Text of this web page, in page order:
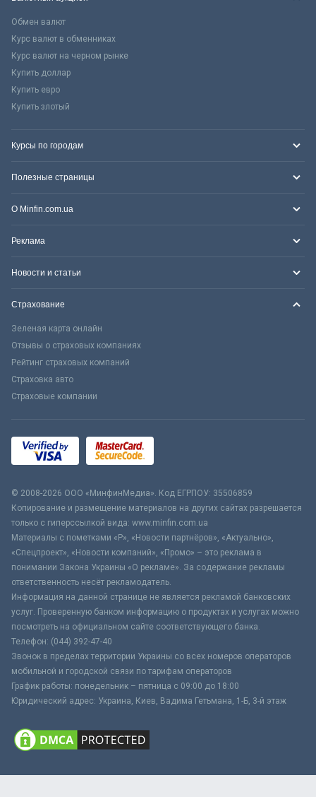
Обмен валют
Курс валют в обменниках
Курс валют на черном рынке
Купить доллар
Купить евро
Купить злотый
Курсы по городам
Полезные страницы
О Minfin.com.ua
Реклама
Новости и статьи
Страхование
Зеленая карта онлайн
Отзывы о страховых компаниях
Рейтинг страховых компаний
Страховка авто
Страховые компании
© 2008-2026 ООО «МинфинМедиа». Код ЕГРПОУ: 35506859
Копирование и размещение материалов на других сайтах разрешается
только с гиперссылкой вида: www.minfin.com.ua
Материалы с пометками «Р», «Новости партнёров», «Актуально»,
«Спецпроект», «Новости компаний», «Промо» – это реклама в
понимании Закона Украины «О рекламе». За содержание рекламы
ответственность несёт рекламодатель.
Информация на данной странице не является рекламой банковских
услуг. Проверенную банком информацию о продуктах и услугах можно
посмотреть на официальном сайте соответствующего банка.
Телефон: (044) 392-47-40
Звонок в пределах территории Украины со всех номеров операторов
мобильной и городской связи по тарифам операторов
График работы: понедельник – пятница с 09:00 до 18:00
Юридический адрес: Украина, Киев, Вадима Гетьмана, 1-Б, 3-й этаж